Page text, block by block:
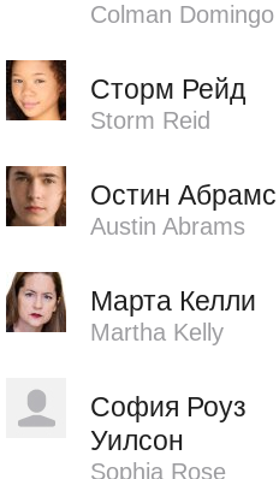
Colman Domingo
Сторм Рейд
Storm Reid
Остин Абрамс
Austin Abrams
Марта Келли
Martha Kelly
София Роуз
Уилсон
Sophia Rose